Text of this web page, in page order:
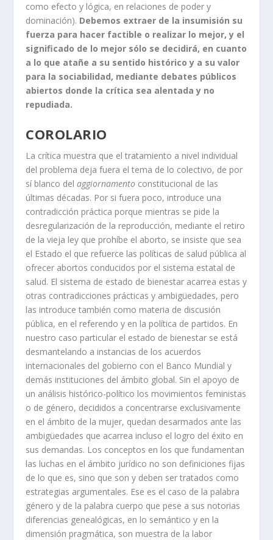
como efecto y lógica, en relaciones de poder y
dominación). Debemos extraer de la insumisión su
fuerza para hacer factible o realizar lo mejor, y el
significado de lo mejor sólo se decidirá, en cuanto
a lo que atañe a su sentido histórico y a su valor
para la sociabilidad, mediante debates públicos
abiertos donde la crítica sea alentada y no
repudiada.
COROLARIO
La crítica muestra que el tratamiento a nivel individual
del problema deja fuera el tema de lo colectivo, de por
sí blanco delaggiornamento constitucional de las
últimas décadas. Por si fuera poco, introduce una
contradicción práctica porque mientras se pide la
desregularización de la reproducción, mediante el retiro
de la vieja ley que prohíbe el aborto, se insiste que sea
el Estado el que refuerce las políticas de salud pública al
ofrecer abortos conducidos por el sistema estatal de
salud. El sistema de estado de bienestar acarrea estas y
otras contradicciones prácticas y ambigüedades, pero
las introduce también como materia de discusión
pública, en el referendo y en la política de partidos. En
nuestro caso particular el estado de bienestar se está
desmantelando a instancias de los acuerdos
internacionales del gobierno con el Banco Mundial y
demás instituciones del ámbito global. Sin el apoyo de
un análisis histórico-político los movimientos feministas
o de género, decididos a concentrarse exclusivamente
en el ámbito de la mujer, quedan desarmados ante las
ambigüedades que acarrea incluso el logro del éxito en
sus demandas. Los conceptos en los que fundamentan
las luchas en el ámbito jurídico no son definiciones fijas
de lo que es, sino que son y deben ser tratados como
estrategias argumentales. Ese es el caso de la palabra
género y de la palabra cuerpo que pese a sus notorias
diferencias genealógicas, en lo semántico y en la
dimensión pragmática, son muestra de la labor